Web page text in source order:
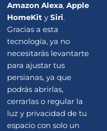
Amazon Alexa, Apple
HomeKity Siri.
Gracias a esta
tecnología, ya no
necesitarás levantarte
para ajustar tus
persianas, ya que
podrás abrirlas,
cerrarlas o regular la
luz y privacidad de tu
espacio con solo un